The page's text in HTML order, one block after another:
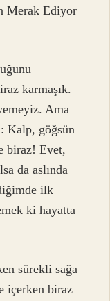
Merak Ediyor
karmaşık.
Ama
Kalp, göğsün
biraz! Evet,
da aslında
ilk
ki hayatta
sürekli sağa
içerken biraz